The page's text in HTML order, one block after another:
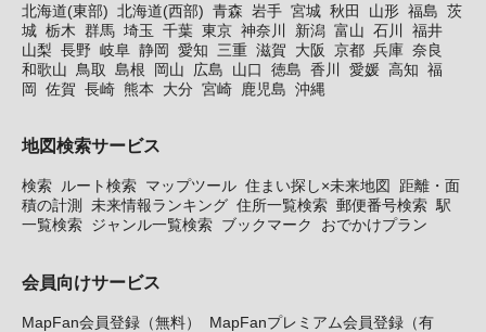
北海道(東部) 北海道(西部) 青森 岩手 宮城 秋田 山形 福島 茨
城 栃木 群馬 埼玉 千葉 東京 神奈川 新潟 富山 石川
福井
山梨 長野 岐阜 静岡 愛知 三重 滋賀 大阪 京都 兵庫 奈良
和歌山
鳥取 島根 岡山 広島 山口 徳島 香川 愛媛 高知 福
岡 佐賀 長崎 熊本 大分 宮崎 鹿児島 沖縄
地図検索サービス
検索 ルート検索 マップツール 住まい探し×未来地図
距離・面
積の計測
未来情報ランキング 住所一覧検索 郵便番号検索 駅
一覧検索 ジャンル一覧検索 ブックマーク おでかけプラン
会員向けサービス
MapFan会員登録（無料）
MapFanプレミアム会員登録（有